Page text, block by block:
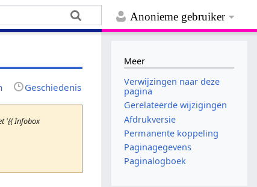
Anonieme gebruiker
Geschiedenis
'{{ Infobox
Meer
Verwijzingen naar deze
pagina
Gerelateerde wijzigingen
Afdrukversie
Permanente koppeling
Paginagegevens
Paginalogboek